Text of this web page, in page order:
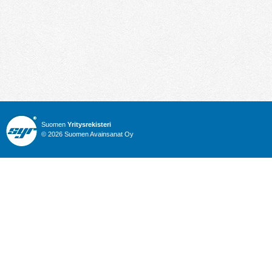
Suomen Yritysrekisteri
© 2026 Suomen Avainsanat Oy